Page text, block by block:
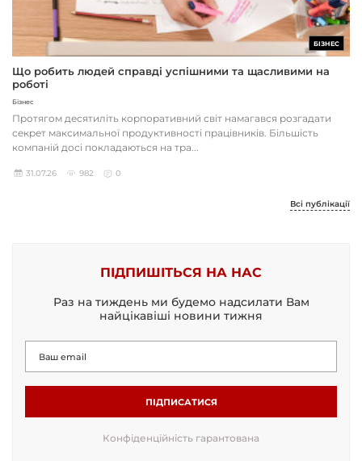
БІЗНЕС
Що робить людей справді успішними та щасливими на
роботі
Бізнес
Протягом десятиліть корпоративний світ намагався розгадати
секрет максимальної продуктивності працівників. Більшість
компаній досі покладаються на тра...
31.07.26 982 0
Всі публікації
ПІДПИШІТЬСЯ НА НАС
Раз на тиждень ми будемо надсилати Вам
найцікавіші новини тижня
ПІДПИСАТИСЯ
Конфіденційність гарантована